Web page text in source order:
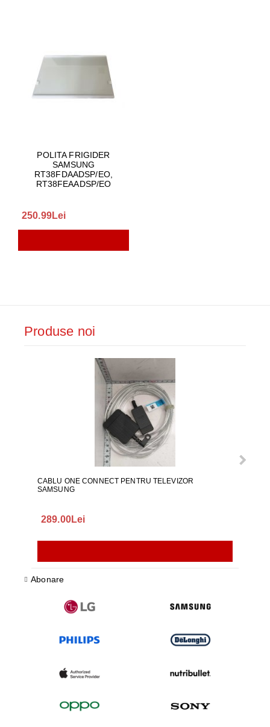
POLITA FRIGIDER
SAMSUNG
RT38FDAADSP/EO,
RT38FEAADSP/EO
250.99Lei
Produse noi
CABLU ONE CONNECT PENTRU TELEVIZOR
SAMSUNG
289.00Lei
Abonare